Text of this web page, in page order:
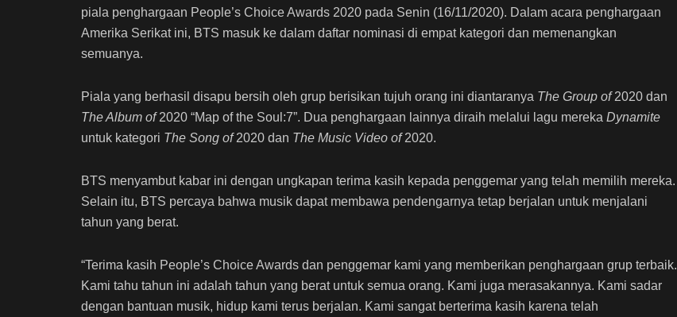
piala penghargaan People’s Choice Awards 2020 pada Senin (16/11/2020). Dalam acara penghargaan
Amerika Serikat ini, BTS masuk ke dalam daftar nominasi di empat kategori dan memenangkan
semuanya.
Piala yang berhasil disapu bersih oleh grup berisikan tujuh orang ini diantaranya The Group of2020 dan
The Album of2020 “Map of the Soul:7”. Dua penghargaan lainnya diraih melalui lagu mereka Dynamite
untuk kategori The Song of2020 dan The Music Video of2020.
BTS menyambut kabar ini dengan ungkapan terima kasih kepada penggemar yang telah memilih mereka.
Selain itu, BTS percaya bahwa musik dapat membawa pendengarnya tetap berjalan untuk menjalani
tahun yang berat.
“Terima kasih People’s Choice Awards dan penggemar kami yang memberikan penghargaan grup terbaik.
Kami tahu tahun ini adalah tahun yang berat untuk semua orang. Kami juga merasakannya. Kami sadar
dengan bantuan musik, hidup kami terus berjalan. Kami sangat berterima kasih karena telah